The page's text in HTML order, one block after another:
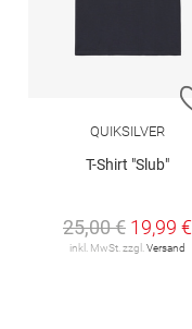
QUIKSILVER
T-Shirt "Slub"
25,00 € 19,99 €
inkl. MwSt. zzgl. Versand